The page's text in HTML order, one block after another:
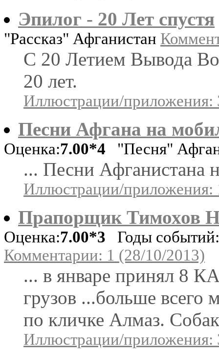
Эпилог - 20 Лет спустя
"Рассказ" Афганистан
С 20 Летием Вывода
20 лет.
Иллюстрации/приложения:
Песни Афгана на
Оценка:7.00*4 "Песня"
... Песни Афганистана
Иллюстрации/приложения:
Прапорщик Тимохов
Оценка:7.00*3 Годы
Комментарии: 1 (28/10/2013)
... в январе принял 8
грузов ...больше всего
по кличке Алмаз.
Иллюстрации/приложения: